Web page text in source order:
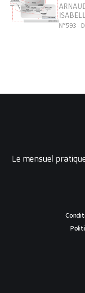
N°593 -
Le mensuel